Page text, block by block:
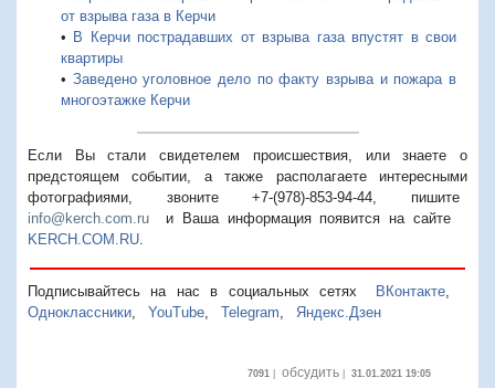
от взрыва газа в Керчи
• В Керчи пострадавших от взрыва газа впустят в свои
квартиры
• Заведено уголовное дело по факту взрыва и пожара в
многоэтажке Керчи
Если Вы стали свидетелем происшествия, или знаете о
предстоящем событии, а также располагаете интересными
фотографиями, звоните +7-(978)-853-94-44, пишите
info@kerch.com.ru и Ваша информация появится на сайте
KERCH.COM.RU.
Подписывайтесь на нас в социальных сетях ВКонтакте,
Одноклассники, YouTube, Telegram, Яндекс.Дзен
7091| обсудить| 31.01.2021 19:05